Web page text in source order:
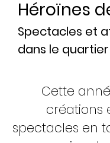
Héroïnes
Spectacles et
dans le
Cette
créations
spectacles en